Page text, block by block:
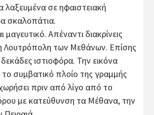
λαξευμένα σε ηφαιστειακή
σκαλοπάτια.
μαγευτικό. Απέναντι διακρίνεις
Λουτρόπολη των Μεθάνων. Επίσης
ιστιοφόρα. Την εικόνα
συμβατικό πλοίο της γραμμής
πριν από λίγο από το
με κατεύθυνση τα Μέθανα, την